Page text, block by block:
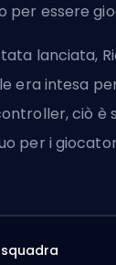
per essere
lanciata,
era intesa
ciò
per i